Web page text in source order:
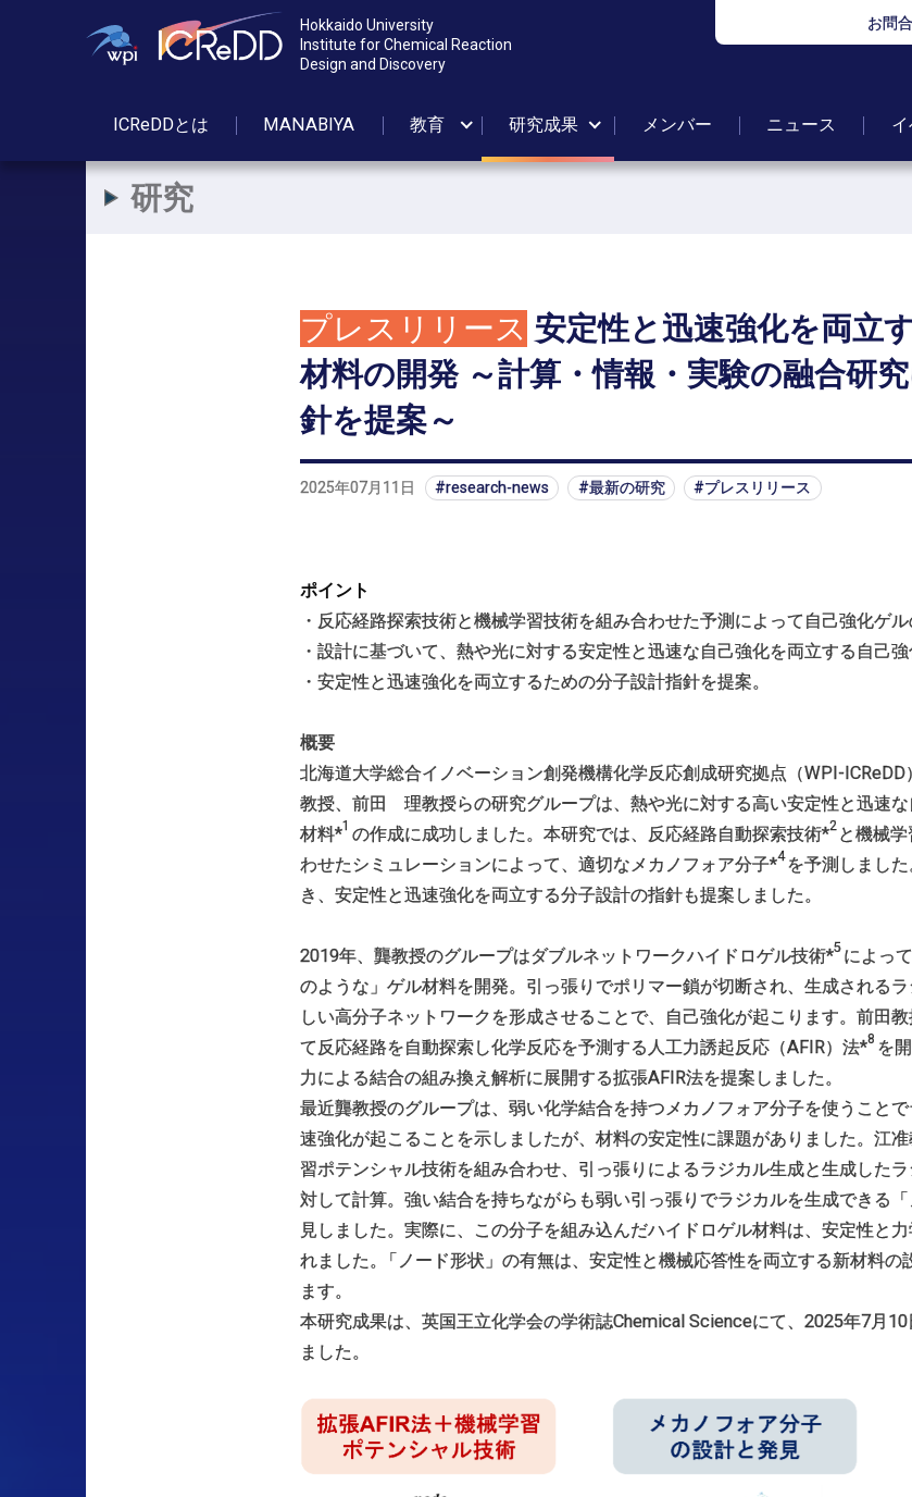
お問
Hokkaido University
Institute for Chemical Reaction
Design and Discovery
ICReDDとは MANABIYA 教育 研究成果 メンバー ニュース
研究
プレスリリース 安定性と迅速強化を両立
材料の開発～計算 ・情報 ・ 実験の融合研
針を提案～
2025年07月11日 research-news 最新の研究 プレスリリース
ポイント
・反応経路探索技術と機械学習技術を組み合わせた予測によって自己強化ゲル
・設計に基づいて、熱や光に対する安定性と迅速な自己強化を両立する自己強
・安定性と迅速強化を両立するための分子設計指針を提案。
概要
北海道大学総合イノベーション創発機構化学反応創成研究拠点（WPI-
教授、前田 理教授らの研究グループは、熱や光に対する高い安定性と迅速
材料*1 の作成に成功しました。本研究では、反応経路自動探索技術*2 と機械
わせたシミュレーションによって、適切なメカノフォア分子*4を予測しまし
き、安定性と迅速強化を両立する分子設計の指針も提案しました。
2019年、龔教授のグループはダブルネットワークハイドロゲル技術*5 によっ
のような」ゲル材料を開発。引っ張りでポリマー鎖が切断され、生成される
しい高分子ネットワークを形成させることで、自己強化が起こります。前田
て反応経路を自動探索し化学反応を予測する人工力誘起反応（AFIR）法*8 を
力による結合の組み換え解析に展開する拡張AFIR法を提案しました。
最近龔教授のグループは、弱い化学結合を持つメカノフォア分子を使うこと
速強化が起こることを示しましたが、材料の安定性に課題がありました。江
習ポテンシャル技術を組み合わせ、引っ張りによるラジカル生成と生成した
対して計算。強い結合を持ちながらも弱い引っ張りでラジカルを生成できる
見しました。実際に、この分子を組み込んだハイドロゲル材料は、安定性と
れました。
「ノード形状」の有無は、安定性と機械応答性を両立する新材料の
ます。
本研究成果は、英国王立化学会の学術誌Chemical Scienceにて、2025年7月 10
ました。